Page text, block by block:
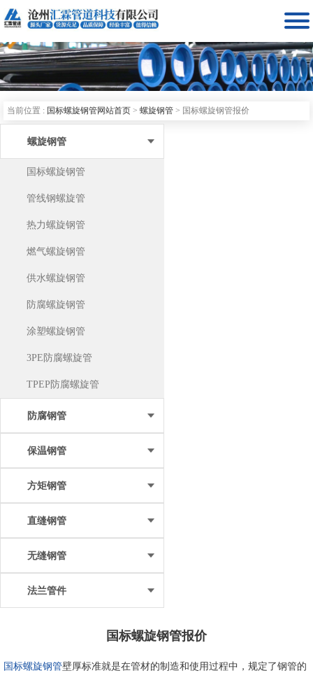

当前位置 : 国标螺旋钢管网站首页 > 螺旋钢管 > 国标螺旋钢管报价
螺旋钢管
国标螺旋钢管
管线钢螺旋管
热力螺旋钢管
燃气螺旋钢管
供水螺旋钢管
防腐螺旋钢管
涂塑螺旋钢管
3PE防腐螺旋管
TPEP防腐螺旋管
防腐钢管
保温钢管
方矩钢管
直缝钢管
无缝钢管
法兰管件
国标螺旋钢管报价
国标螺旋钢管壁厚标准就是在管材的制造和使用过程中，规定了钢管的